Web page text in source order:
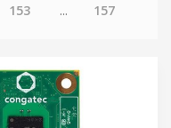
153 ... 157